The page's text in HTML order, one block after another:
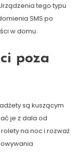
tego typu
SMS po
w domu.
poza
są kuszącym
je z dala od
na noc i rozważ